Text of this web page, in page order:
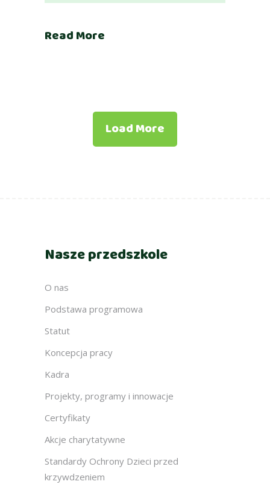
Read More
Load More
Nasze przedszkole
O nas
Podstawa programowa
Statut
Koncepcja pracy
Kadra
Projekty, programy i innowacje
Certyfikaty
Akcje charytatywne
Standardy Ochrony Dzieci przed
krzywdzeniem